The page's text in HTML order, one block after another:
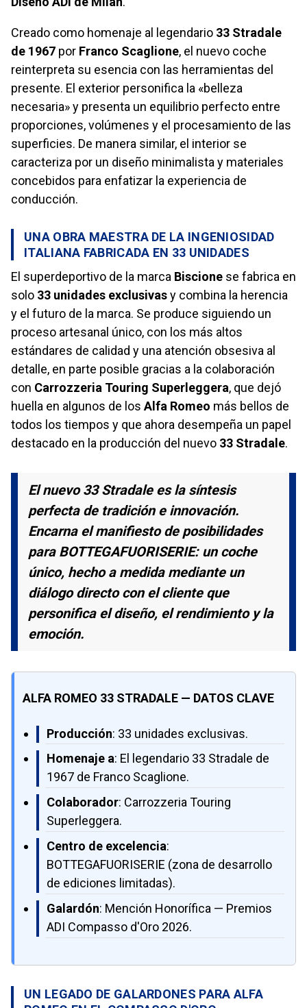
Creado como homenaje al legendario 33 Stradale
de 1967 por Franco Scaglione, el nuevo coche
reinterpreta su esencia con las herramientas del
presente. El exterior personifica la «belleza
necesaria» y presenta un equilibrio perfecto entre
proporciones, volúmenes y el procesamiento de las
superficies. De manera similar, el interior se
caracteriza por un diseño minimalista y materiales
concebidos para enfatizar la experiencia de
conducción.
UNA OBRA MAESTRA DE LA INGENIOSIDAD
ITALIANA FABRICADA EN 33 UNIDADES
El superdeportivo de la marca Biscione se fabrica en
solo 33 unidades exclusivasy combina la herencia
y el futuro de la marca. Se produce siguiendo un
proceso artesanal único, con los más altos
estándares de calidad y una atención obsesiva al
detalle, en parte posible gracias a la colaboración
con Carrozzeria Touring Superleggera, que dejó
huella en algunos de los Alfa Romeo más bellos de
todos los tiempos y que ahora desempeña un papel
destacado en la producción del nuevo 33 Stradale.
El nuevo 33 Stradale es la síntesis
perfecta de tradición e innovación.
Encarna el manifiesto de posibilidades
para BOTTEGAFUORISERIE: un coche
único, hecho a medida mediante un
diálogo directo con el cliente que
personifica el diseño, el rendimiento y la
emoción.
ALFA ROMEO 33 STRADALE — DATOS CLAVE
Producción: 33 unidades exclusivas.
Homenaje a: El legendario 33 Stradale de
1967 de Franco Scaglione.
Colaborador: Carrozzeria Touring
Superleggera.
Centro de excelencia:
BOTTEGAFUORISERIE (zona de desarrollo
de ediciones limitadas).
Galardón: Mención Honorífica — Premios
ADI Compasso d'Oro 2026.
UN LEGADO DE GALARDONES PARA ALFA